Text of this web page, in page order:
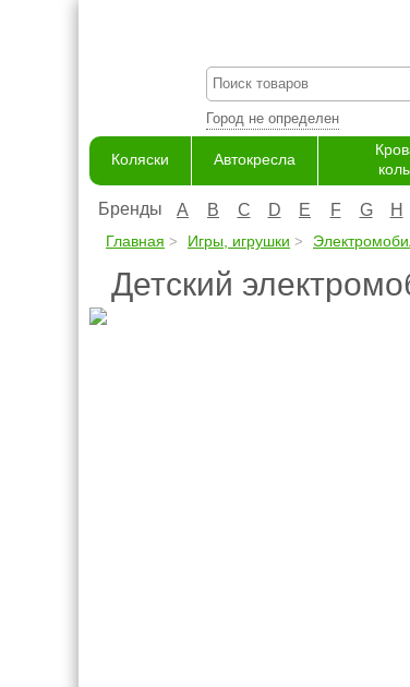
Город не определен
Коляски Автокресла
Бренды A B C D E F G H
Главная Игры, игрушки
Детский